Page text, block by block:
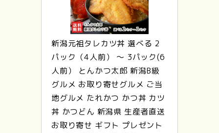
新潟元祖タレカツ丼 選べる 2
パック（4人前） 〜 3パック(6
人前） とんかつ太郎 新潟B級
グルメ お取り寄せグルメ ご当
地グルメ たれかつ かつ丼 カツ
丼 かつどん 新潟県 生産者直送
お取り寄せ ギフト プレゼント